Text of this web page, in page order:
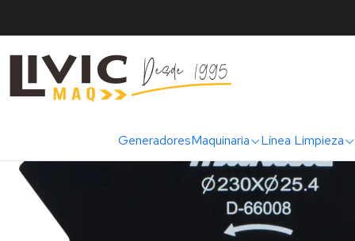
GeneradoresMaquinaria Línea Limpieza